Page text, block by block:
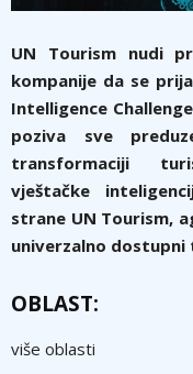
UN Tourism nudi
kompanije da se
Intelligence
poziva sve
transformaciji
vještačke
strane UN Tourism,
univerzalno dostupni
OBLAST:
više oblasti